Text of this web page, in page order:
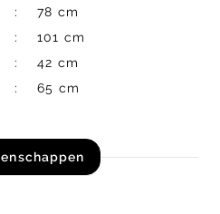
78 cm
101 cm
42 cm
65 cm